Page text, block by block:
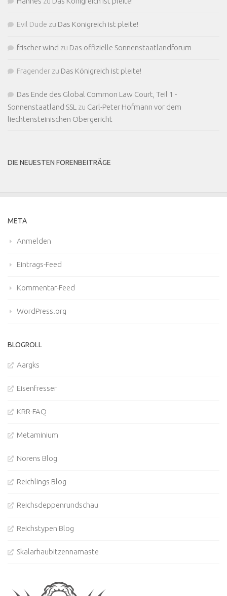
Evil Dude zu Das Königreich ist pleite!
frischer wind zu Das offizielle Sonnenstaatlandforum
Fragender zu Das Königreich ist pleite!
Das Ende des Global Common Law Court, Teil 1 -
Sonnenstaatland SSL zu Carl-Peter Hofmann vor dem
liechtensteinischen Obergericht
DIE NEUESTEN FORENBEITRÄGE
META
Anmelden
Eintrags-Feed
Kommentar-Feed
WordPress.org
BLOGROLL
Aargks
Eisenfresser
KRR-FAQ
Metaminium
Norens Blog
Reichlings Blog
Reichsdeppenrundschau
Reichstypen Blog
Skalarhaubitzennamaste